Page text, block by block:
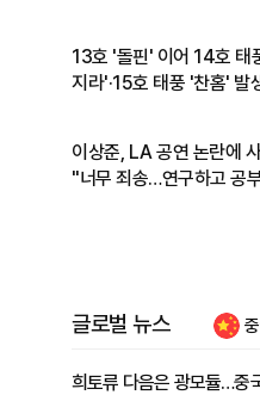
13호 '돌핀' 이어 14호 태
지라'·15호 태풍 '찬홈' 발
이상준, LA 공연 논란에
"너무 죄송…연구하고 공
글로벌 뉴스
희토류 다음은 광모듈…중